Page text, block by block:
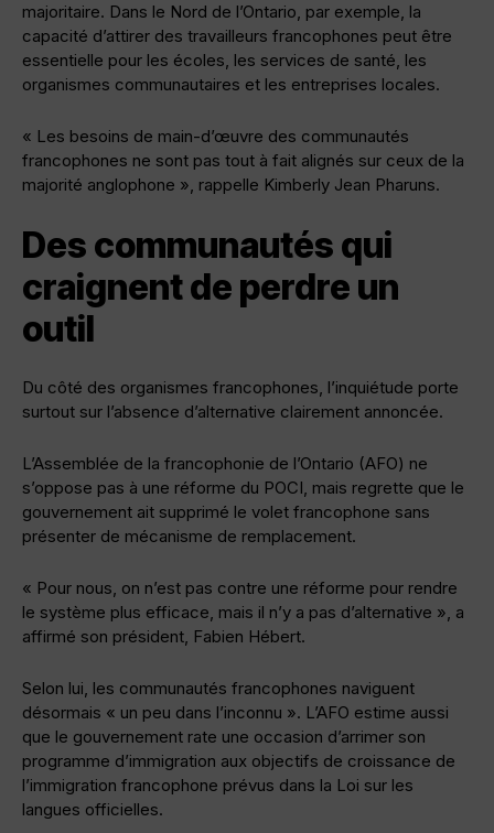
majoritaire. Dans le Nord de l’Ontario, par exemple, la
capacité d’attirer des travailleurs francophones peut être
essentielle pour les écoles, les services de santé, les
organismes communautaires et les entreprises locales.
« Les besoins de main-d’œuvre des communautés
francophones ne sont pas tout à fait alignés sur ceux de la
majorité anglophone », rappelle Kimberly Jean Pharuns.
Des communautés qui
craignent de perdre un
outil
Du côté des organismes francophones, l’inquiétude porte
surtout sur l’absence d’alternative clairement annoncée.
L’Assemblée de la francophonie de l’Ontario (AFO) ne
s’oppose pas à une réforme du POCI, mais regrette que le
gouvernement ait supprimé le volet francophone sans
présenter de mécanisme de remplacement.
« Pour nous, on n’est pas contre une réforme pour rendre
le système plus efficace, mais il n’y a pas d’alternative », a
affirmé son président, Fabien Hébert.
Selon lui, les communautés francophones naviguent
désormais « un peu dans l’inconnu ». L’AFO estime aussi
que le gouvernement rate une occasion d’arrimer son
programme d’immigration aux objectifs de croissance de
l’immigration francophone prévus dans la Loi sur les
langues officielles.